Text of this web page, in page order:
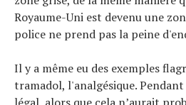
Royaume-Uni est devenu une
police ne prend pas la peine
Il y a même eu des exemples
tramadol, l'analgésique. Pendant